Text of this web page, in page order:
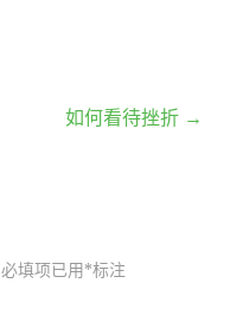
如何看待挫折 →
必填项已用*标注